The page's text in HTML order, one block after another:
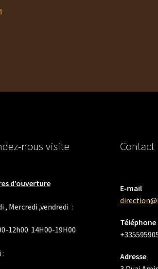
nous visite
d’ouverture
, Mercredi ,vendredi :
12h00 14H00-19H00
:
Contact
E-mail
Téléphone
Adresse